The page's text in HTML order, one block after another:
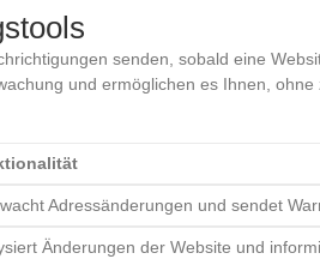
senden, sobald eine
und ermöglichen es Ihnen, ohne
Adressänderungen und sendet
Änderungen der Website und